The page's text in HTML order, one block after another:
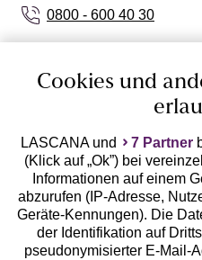
0800 - 600 40 30
* Mo - Fr: 08 - 20 Uhr; Sa: 09 - 17 Uhr;
Online-
Cookies und
LASCANA und 7 Partner
(Klick auf „Ok”) bei
Informationen auf einem
abzurufen (IP-Adresse,
Geräte-Kennungen). Die
der Identifikation auf
pseudonymisierter E-Mail-